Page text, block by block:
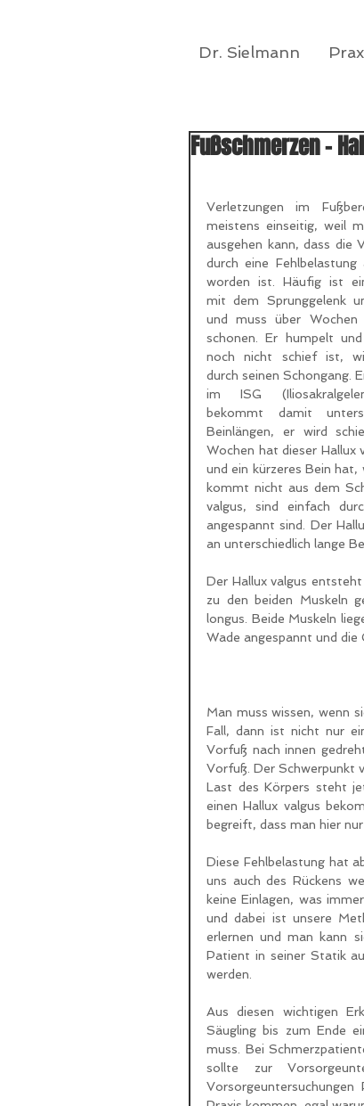
Dr. Sielmann
Fußschmerzen -
Verletzungen im
meistens einseitig, weil
ausgehen kann, dass die
durch eine Fehlbelastung
worden ist. Häufig ist
mit dem Sprunggelenk
und muss über Wochen
schonen. Er humpelt
noch nicht schief ist,
durch seinen Schongang.
im ISG
bekommt damit
Beinlängen, er wird
Wochen hat dieser Hallux
und ein kürzeres Bein
kommt nicht aus dem
valgus, sind einfach
angespannt sind. Der
an unterschiedlich lange
Der Hallux valgus
zu den beiden Muskeln
longus. Beide Muskeln
Wade angespannt und die
Man muss wissen, wenn
Fall, dann ist nicht nur
Vorfuß nach innen
Vorfuß. Der Schwerpunkt
Last des Körpers steht
einen Hallux valgus
begreift, dass man hier
Diese Fehlbelastung hat
uns auch des Rückens
keine Einlagen, was
und dabei ist unsere
erlernen und man kann
Patient in seiner Statik
werden.
Aus diesen wichtigen
Säugling bis zum Ende
muss. Bei
sollte zur